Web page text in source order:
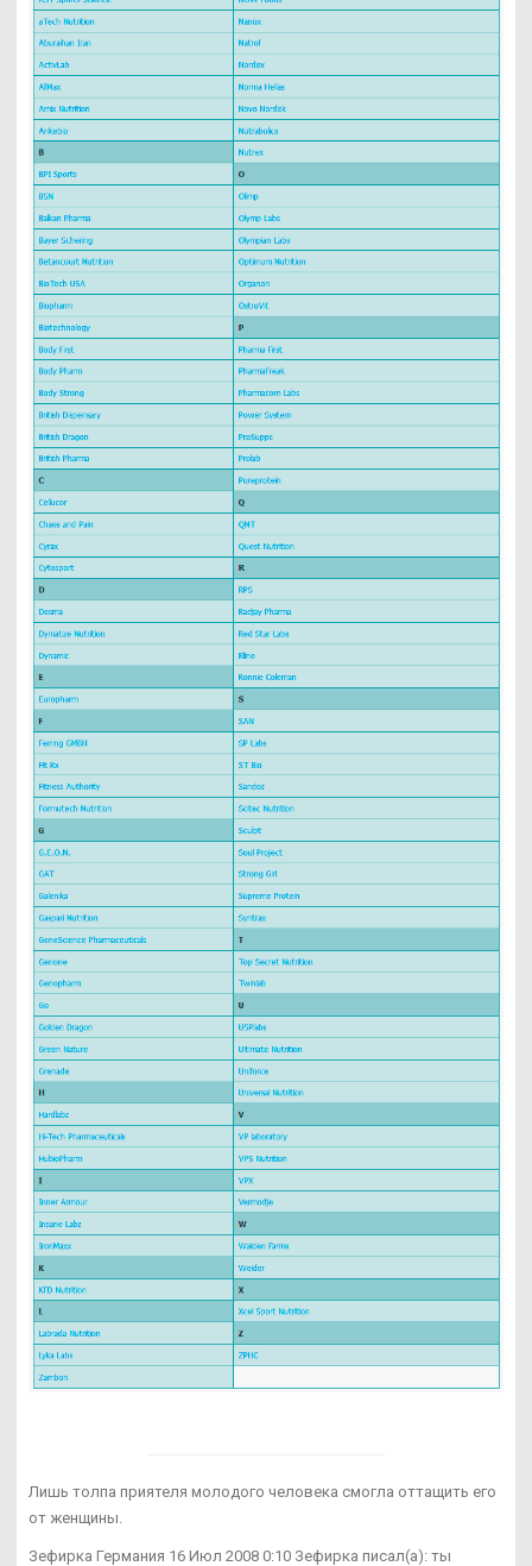
Лишь толпа приятеля молодого человека смогла оттащить его
от женщины.
Зефирка Германия 16 Июл 2008 0:10 Зефирка писал(а): ты